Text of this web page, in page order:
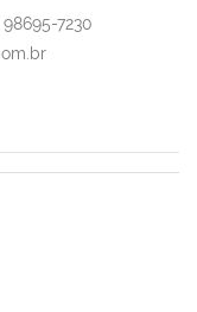
7230